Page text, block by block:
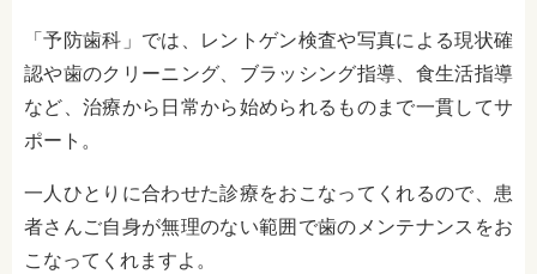
「予防歯科」では、レントゲン検査や写真による現状確
認や歯のクリーニング、ブラッシング指導、食生活指導
など、治療から日常から始められるものまで一貫してサ
ポート。
一人ひとりに合わせた診療をおこなってくれるので、患
者さんご自身が無理のない範囲で歯のメンテナンスをお
こなってくれますよ。